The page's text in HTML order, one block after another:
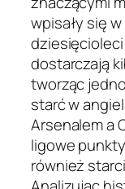
wpisały się
dostarczają
tworząc
starć w
Arsenalem a
ligowe
również